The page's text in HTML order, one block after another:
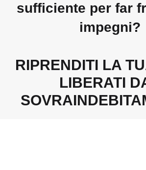
sufficiente per far
impegni?
RIPRENDITI LA
LIBERATI